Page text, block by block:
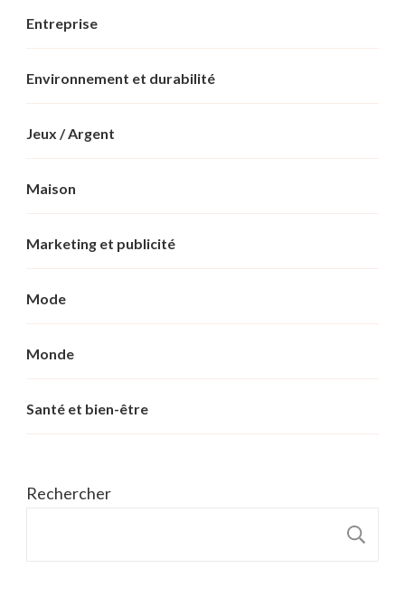
Entreprise
Environnement et durabilité
Jeux / Argent
Maison
Marketing et publicité
Mode
Monde
Santé et bien-être
Rechercher